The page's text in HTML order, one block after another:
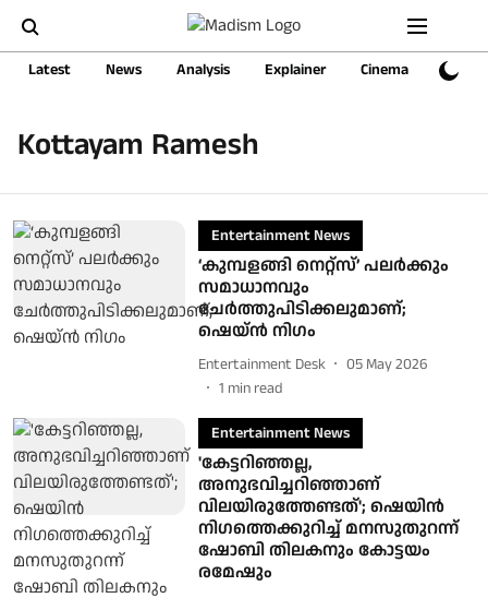
Latest News Analysis Explainer Cinema Sports
Kottayam Ramesh
Entertainment News
‘കുമ്പളങ്ങി നെറ്റ്സ്’ പലർക്കും
സമാധാനവും
ചേർത്തുപിടിക്കലുമാണ്;
ഷെയ്ൻ നിഗം
Entertainment Desk
05 May 2026
1 min read
Entertainment News
'കേട്ടറിഞ്ഞല്ല,
അനുഭവിച്ചറിഞ്ഞാണ്
വിലയിരുത്തേണ്ടത്'; ഷെയിൻ
നിഗത്തെക്കുറിച്ച് മനസുതുറന്ന്
ഷോബി തിലകനും കോട്ടയം
രമേഷും